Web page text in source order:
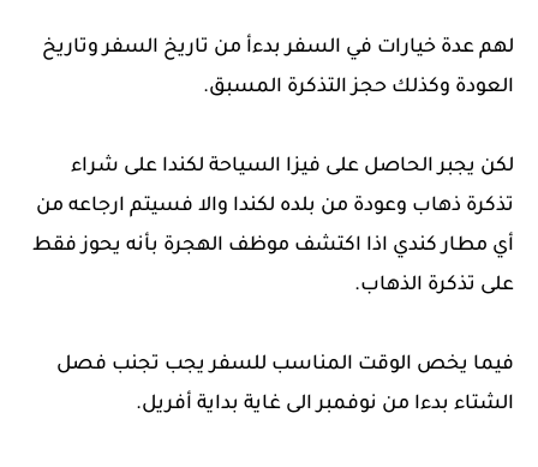
لهم عدة خيارات في السفر بدءأ من تاريخ السفر وتاريخ
العودة وكذلك حجز التذكرة المسبق.
لكن يجبر الحاصل على فيزا السياحة لكندا على شراء
تذكرة ذهاب وعودة من بلده لكندا والا فسيتم ارجاعه من
أي مطار كندي اذا اكتشف موظف الهجرة بأنه يحوز فقط
على تذكرة الذهاب.
فيما يخص الوقت المناسب للسفر يجب تجنب فصل
الشتاء بدءا من نوفمبر الى غاية بداية أفريل.